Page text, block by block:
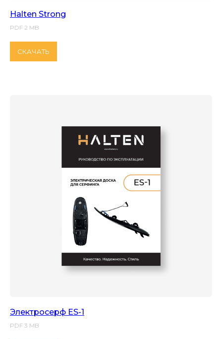
Halten Strong
PDF 2 MB
СКАЧАТЬ
Электросерф ES-1
PDF 3 MB